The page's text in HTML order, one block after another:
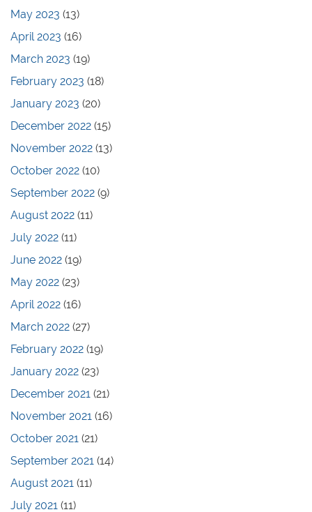
May 2023 (13)
April 2023 (16)
March 2023 (19)
February 2023 (18)
January 2023 (20)
December 2022 (15)
November 2022 (13)
October 2022 (10)
September 2022 (9)
August 2022 (11)
July 2022 (11)
June 2022 (19)
May 2022 (23)
April 2022 (16)
March 2022 (27)
February 2022 (19)
January 2022 (23)
December 2021 (21)
November 2021 (16)
October 2021 (21)
September 2021 (14)
August 2021 (11)
July 2021 (11)